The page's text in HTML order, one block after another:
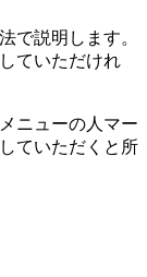
で説明します。
ていただけれ
ニューの人マー
ていただくと所